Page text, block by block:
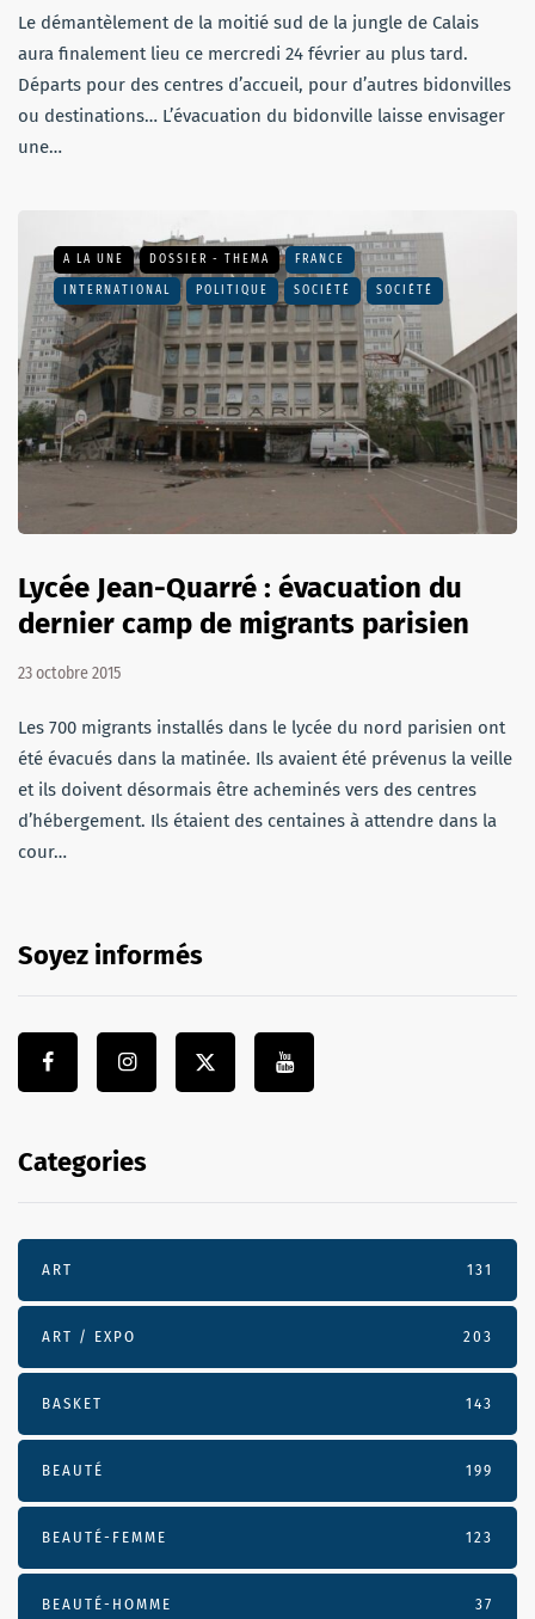
Le démantèlement de la moitié sud de la jungle de Calais
aura finalement lieu ce mercredi 24 février au plus tard.
Départs pour des centres d’accueil, pour d’autres bidonvilles
ou destinations… L’évacuation du bidonville laisse envisager
une…
A LA UNE DOSSIER - THEMA FRANCE
INTERNATIONAL POLITIQUE SOCIÉTÉ SOCIÉTÉ
Lycée Jean-Quarré : évacuation du
dernier camp de migrants parisien
23 octobre 2015
Les 700 migrants installés dans le lycée du nord parisien ont
été évacués dans la matinée. Ils avaient été prévenus la veille
et ils doivent désormais être acheminés vers des centres
d’hébergement. Ils étaient des centaines à attendre dans la
cour…
Soyez informés
Categories
ART 131
ART / EXPO 203
BASKET 143
BEAUTÉ 199
BEAUTÉ-FEMME 123
BEAUTÉ-HOMME 37